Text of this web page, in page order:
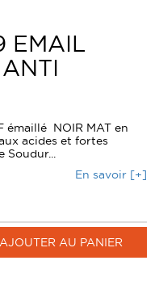
EMAIL
émaillé NOIR MAT en
acides et fortes
Soudur...
En savoir [+]
AJOUTER AU PANIER